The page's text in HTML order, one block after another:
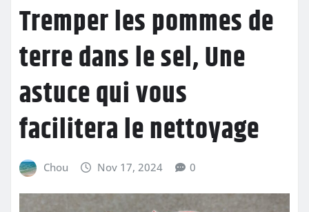
Tremper les pommes de
terre dans le sel, Une
astuce qui vous
facilitera le nettoyage
Chou Nov 17, 2024 0